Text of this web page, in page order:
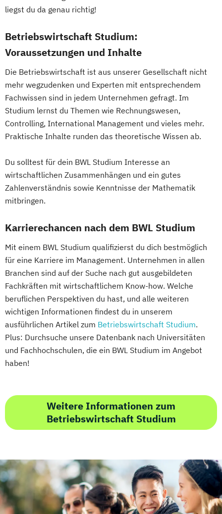
Tourismusmanagement
Wirtschaftsinformatik (DE/EN)
Wirtschaftsingenieurwesen
Wirtschaftsingenieurwesen Medizintechnik
Wirtschaftspsychologie (DE/EN)
Wirtschaftsrecht
Ökonom/in
Baumanagement
Energien
Wirtschaftsingenieurwesen Produktion
Wirtschaftsingenieurwesen für
Wirtschaftswissenschaftler
Wirtschafts­ingenieur­wesen
Fahrzeugtechnik
Wirtschafts­ingenieur­wesen Informatik
Kunststofftechnik
Wirtschafts­ingenieur­wesen Künstliche
Intelligenz
Wirtschafts­ingenieur­wesen Lebensmittel
Wirtschafts­ingenieur­wesen Mechatronik
Wirtschafts­ingenieur­wesen Medizintechnik
Wirtschafts­ingenieur­wesen
Verfahrenstechnik
Zukunftsmanagement
Computational Science
Deutsch (Lehramt)
Deutsch als Fremd- und Zweitsprache
Drug Discovery and Development
East Asian Economy and Society
Ecology and Ecosystems
English Language and Linguistics
Environmental Sciences
Erdwissenschaften
Ernährungswissenschaften
Ethik für Schule und Beruf
Evangelische Fachtheologie
Evangelische Religion (Lehramt)
Evolutionary Systems Biology
Fennistik
Finno-Ugristik
Französisch (Lehramt)
Gender Studies
Genetik und Entwicklungsbiologie
Geographie
Geographie und Wirtschaftskunde
(Lehramt)
Geschichte Geschichte
Geschichtsforschung
Historische Hilfswissenschaften und
Archivwissenschaft
HPS - History and Philosophy of Science
Haushaltsökonomie und Ernährung
(Lehramt)
Health and Physical Activity
liegst du da genau richtig!
Betriebswirtschaft Studium:
Voraussetzungen und Inhalte
Die Betriebswirtschaft ist aus unserer Gesellschaft nicht
mehr wegzudenken und Experten mit entsprechendem
Fachwissen sind in jedem Unternehmen gefragt. Im
Studium lernst du Themen wie Rechnungswesen,
Controlling, International Management und vieles mehr.
Praktische Inhalte runden das theoretische Wissen ab.
Du solltest für dein BWL Studium Interesse an
wirtschaftlichen Zusammenhängen und ein gutes
Zahlenverständnis sowie Kenntnisse der Mathematik
mitbringen.
Karrierechancen nach dem BWL Studium
Mit einem BWL Studium qualifizierst du dich bestmöglich
für eine Karriere im Management. Unternehmen in allen
Branchen sind auf der Suche nach gut ausgebildeten
Fachkräften mit wirtschaftlichem Know-how. Welche
beruflichen Perspektiven du hast, und alle weiteren
wichtigen Informationen findest du in unserem
ausführlichen Artikel zum Betriebswirtschaft Studium.
Plus: Durchsuche unsere Datenbank nach Universitäten
und Fachhochschulen, die ein BWL Studium im Angebot
haben!
Weitere Informationen zum
Betriebswirtschaft Studium